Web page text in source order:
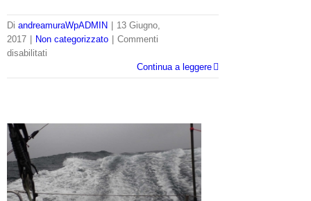
Di andreamuraWpADMIN
13 Giugno,
2017
Non categorizzato
Commenti
disabilitati
Mura
ferma
e
poi
riparte
Continua a leggere